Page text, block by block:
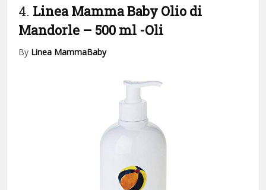
4. Linea Mamma Baby Olio di
Mandorle – 500 ml -Oli
By Linea MammaBaby